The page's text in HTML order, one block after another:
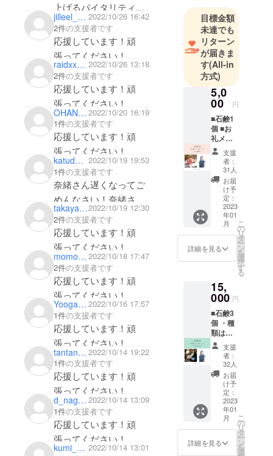
上げるバイタリティ。
素晴らしいです。尊敬
します。無理せず程々
に頑張って下さい。健
康第一。
jilleel_works 2022/10/26 16:42
2件の支援者です
応援しています！頑
張ってください！
raidxxxyoshi 2022/10/26 13:18
2件の支援者です
応援しています！頑
張ってください！
OHANA 88 2022/10/20 16:19
1件の支援者です
応援しています！頑
張ってください！
katud0n_man0311 2022/10/19 19:53
1件の支援者です
奈緒さん遅くなってご
めんなさい！奈緒さん
の考え方生き方とても
応援しています！頑
張ってください！今後
とも宜しくお願いしま
す^_^
takayan392022/10/19 12:30
2件の支援者です
応援しています！頑
張ってください！
momopapa3 2022/10/18 17:47
2件の支援者です
応援しています！頑
張ってください！
Yooga529 2022/10/16 17:57
1件の支援者です
応援しています！頑
張ってください！
tantan0519 2022/10/14 19:22
1件の支援者です
応援しています！頑
張ってください！
d_nagumo 2022/10/14 13:09
1件の支援者です
応援しています！頑
張ってください！
kumi_1008 2022/10/14 13:01
名古屋の錦
にてラウン
ジ“member's
上辺”（めん
ばーずうわ
べ）を開
女性の活躍
できる場と
選択肢を増
やし、“諦め
ること”がな
いように
頑張りすぎ
ている人に
向けて癒し
の時間を
持ってもら
うこと
大丈夫だ
たく、石鹸
製造販売事
業を手掛け
る。
目標金額
未達でも
リターン
が届きま
す(All-in
方式)
5,0
00 円
■石鹸1
個 ■お
礼メッ
セージ
（メー
ル）
支援
者：
31人
お届
け予
定：
2023
年01
月
詳細を見る
こ
の
リ
タ
ー
ン
を
選
択
す
る
15,
000 円
■石鹸3
個 ・種
類はこ
ちらで
選ばせ
ていた
だきま
す ・写
真はイ
メージ
です ■
お礼の
メッ
セージ
（メー
支援
者：
32人
お届
け予
定：
2023
年01
月
詳細を見る
こ
の
リ
タ
ー
ン
を
選